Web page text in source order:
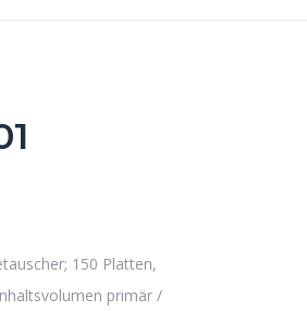
150 Platten,
primär /